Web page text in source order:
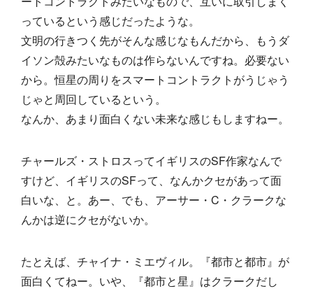
っているという感じだったような。
文明の行きつく先がそんな感じなもんだから、もうダ
イソン殻みたいなものは作らないんですね。必要ない
から。恒星の周りをスマートコントラクトがうじゃう
じゃと周回しているという。
なんか、あまり面白くない未来な感じもしますねー。
チャールズ・ストロスってイギリスのSF作家なんで
すけど、イギリスのSFって、なんかクセがあって面
白いな、と。あー、でも、アーサー・C・クラークな
んかは逆にクセがないか。
たとえば、チャイナ・ミエヴィル。『都市と都市』が
面白くてねー。いや、『都市と星』はクラークだし